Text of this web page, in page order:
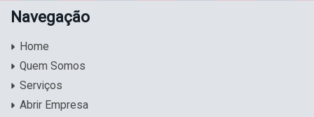
Navegação
Home
Quem Somos
Serviços
Abrir Empresa